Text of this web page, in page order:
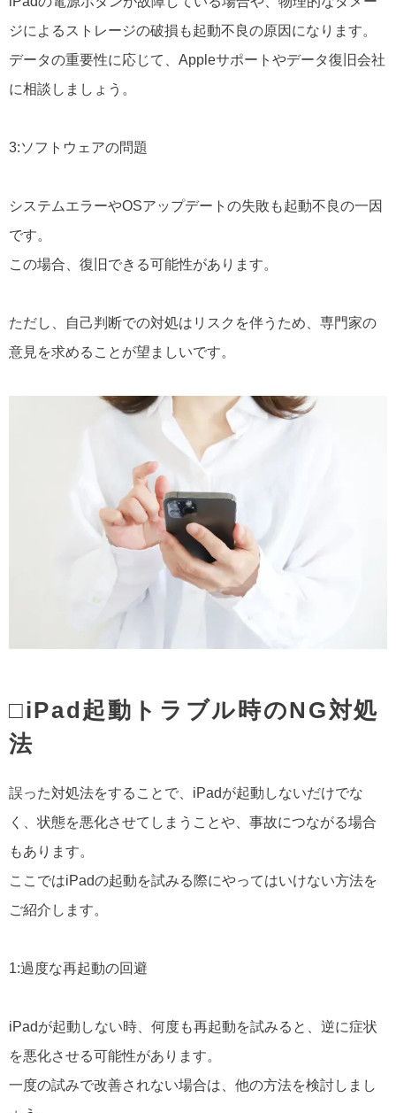
ジによるストレージの破損も起動不良の原因になります。
データの重要性に応じて、Appleサポートやデータ復旧会社
に相談しましょう。
3:ソフトウェアの問題
システムエラーやOSアップデートの失敗も起動不良の一因
です。
この場合、復旧できる可能性があります。
ただし、自己判断での対処はリスクを伴うため、専門家の
意見を求めることが望ましいです。
□iPad起動トラブル時のNG対処
法
誤った対処法をすることで、iPadが起動しないだけでな
く、状態を悪化させてしまうことや、事故につながる場合
もあります。
ここではiPadの起動を試みる際にやってはいけない方法を
ご紹介します。
1:過度な再起動の回避
iPadが起動しない時、何度も再起動を試みると、逆に症状
を悪化させる可能性があります。
一度の試みで改善されない場合は、他の方法を検討しまし